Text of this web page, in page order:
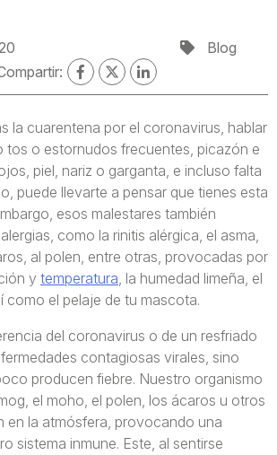
Blog
la cuarentena por el coronavirus, hablar
tos o estornudos frecuentes, picazón e
piel, nariz o garganta, e incluso falta
puede llevarte a pensar que tienes esta
esos malestares también
como la rinitis alérgica, el asma,
al polen, entre otras, provocadas por
y temperatura, la humedad limeña, el
como el pelaje de tu mascota.
del coronavirus o de un resfriado
contagiosas virales, sino
producen fiebre. Nuestro organismo
el moho, el polen, los ácaros u otros
en la atmósfera, provocando una
sistema inmune. Este, al sentirse